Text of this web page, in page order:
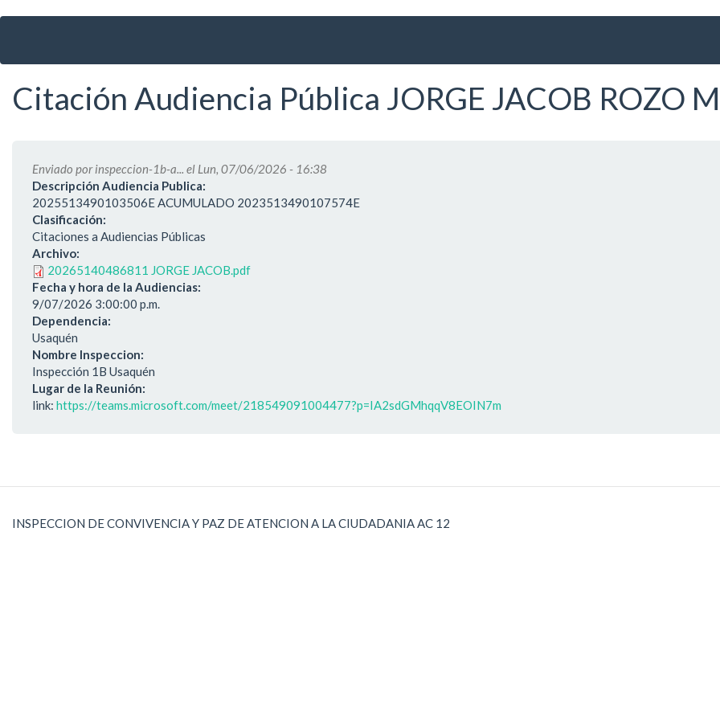
Citación Audiencia Pública JORGE JACOB ROZO
Enviado porinspeccion-1b-a...
el Lun, 07/06/2026 - 16:38
Descripción Audiencia Publica:
2025513490103506E ACUMULADO 2023513490107574E
Clasificación:
Citaciones a Audiencias Públicas
Archivo:
20265140486811 JORGE JACOB.pdf
Fecha y hora de la Audiencias:
9/07/2026 3:00:00 p.m.
Dependencia:
Usaquén
Nombre Inspeccion:
Inspección 1B Usaquén
Lugar de la Reunión:
link: https://teams.microsoft.com/meet/218549091004477?p=IA2sdGMhqqV8EOIN7m
INSPECCION DE CONVIVENCIA Y PAZ DE ATENCION A LA CIUDADANIA AC 12